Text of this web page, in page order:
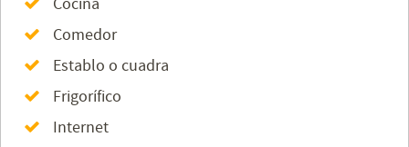
Cocina
Comedor
Establo o cuadra
Frigorífico
Internet